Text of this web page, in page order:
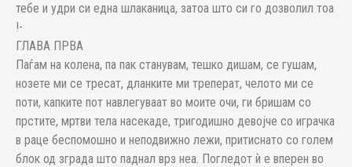
тебе и удри си една шлаканица, затоа што си го дозволил тоа
!-
ГЛАВА ПРВА
Паѓам на колена, па пак станувам, тешко дишам, се гушам,
нозете ми се тресат, дланките ми треперат, челото ми се
поти, капките пот навлегуваат во моите очи, ги бришам со
прстите, мртви тела насекаде, тригодишно девојче со играчка
в раце беспомошно и неподвижно лежи, притиснато со голем
блок од зграда што паднал врз неа. Погледот ѝ е вперен во